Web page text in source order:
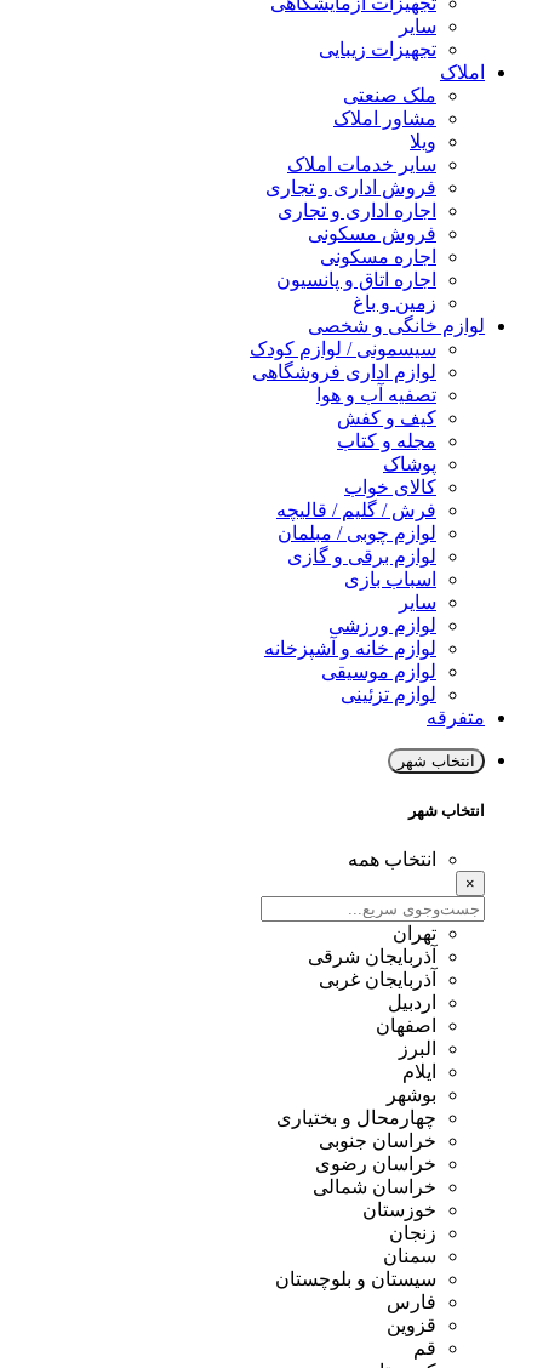
سایر
تجهیزات زیبایی
املاک
ملک صنعتی
مشاور املاک
ویلا
سایر خدمات املاک
فروش اداری و تجاری
اجاره اداری و تجاری
فروش مسکونی
اجاره مسکونی
اجاره اتاق و پانسیون
زمین و باغ
لوازم خانگی و شخصی
سیسمونی / لوازم کودک
لوازم اداری فروشگاهی
تصفیه آب و هوا
کیف و کفش
مجله و کتاب
پوشاک
کالای خواب
فرش / گلیم / قالیچه
لوازم چوبی / مبلمان
لوازم برقی و گازی
اسباب بازی
سایر
لوازم ورزشی
لوازم خانه و آشپزخانه
لوازم موسیقی
لوازم تزئینی
متفرقه
انتخاب شهر
انتخاب شهر
انتخاب همه
تهران
آذربایجان شرقی
آذربایجان غربی
اردبیل
اصفهان
البرز
ایلام
بوشهر
چهارمحال و بختیاری
خراسان جنوبی
خراسان رضوی
خراسان شمالی
خوزستان
زنجان
سمنان
سیستان و بلوچستان
فارس
قزوین
قم